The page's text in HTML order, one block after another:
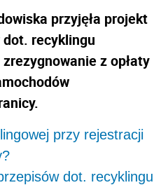
przyjęła projekt
recyklingu
z opłaty
przy rejestracji
dot. recyklingu